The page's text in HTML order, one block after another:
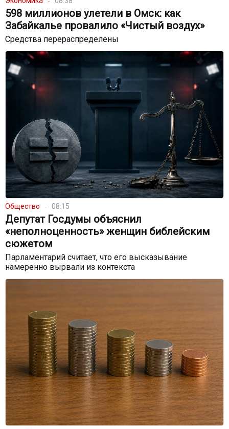
598 миллионов улетели в Омск: как
Забайкалье провалило «Чистый воздух»
Средства перераспределены
Общество 08:15
Депутат Госдумы объяснил
«неполноценность» женщин библейским
сюжетом
Парламентарий считает, что его высказывание
намеренно вырвали из контекста